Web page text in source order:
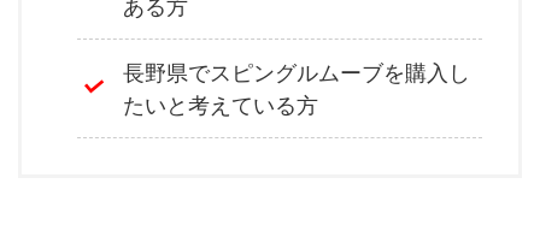
ある方
長野県でスピングルムーブを購入し
たいと考えている方